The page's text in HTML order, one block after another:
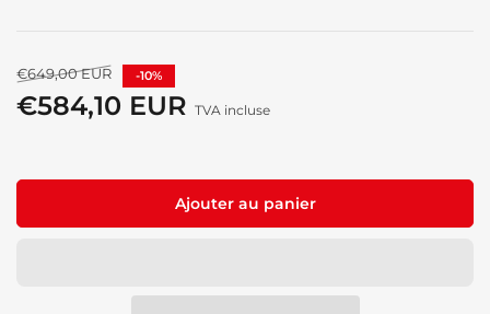
Prix
€649,00 EUR -10%
Prix
€584,10 EUR TVA incluse
Ajouter au panier